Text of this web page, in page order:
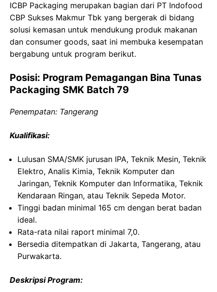
ICBP Packaging merupakan bagian dari PT Indofood
CBP Sukses Makmur Tbk yang bergerak di bidang
solusi kemasan untuk mendukung produk makanan
dan consumer goods, saat ini membuka kesempatan
bergabung untuk program berikut.
Posisi: Program Pemagangan Bina Tunas
Packaging SMK Batch 79
Penempatan: Tangerang
Kualifikasi:
Lulusan SMA/SMK jurusan IPA, Teknik Mesin, Teknik
Elektro, Analis Kimia, Teknik Komputer dan
Jaringan, Teknik Komputer dan Informatika, Teknik
Kendaraan Ringan, atau Teknik Sepeda Motor.
Tinggi badan minimal 165 cm dengan berat badan
ideal.
Rata-rata nilai raport minimal 7,0.
Bersedia ditempatkan di Jakarta, Tangerang, atau
Purwakarta.
Deskripsi Program: